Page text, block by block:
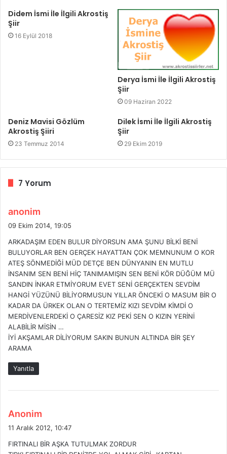
Didem İsmi İle İlgili Akrostiş
Şiir
16 Eylül 2018
Derya İsmi İle İlgili Akrostiş
Şiir
09 Haziran 2022
Deniz Mavisi Gözlüm
Akrostiş Şiiri
23 Temmuz 2014
Dilek İsmi İle İlgili Akrostiş
Şiir
29 Ekim 2019
7 Yorum
anonim
i
k
i
09 Ekim 2014, 19:05
ARKADAŞIM EDEN BULUR DİYORSUN AMA ŞUNU BİLKİ BENİ
BULUYORLAR BEN GERÇEK HAYATTAN ÇOK MEMNUNUM O KOR
ATEŞ SÖNMEDİĞİ MÜD DETÇE BEN DÜNYANIN EN MUTLU
İNSANIM SEN BENİ HİÇ TANIMAMIŞIN SEN BENİ KÖR DÜĞÜM MÜ
SANDIN İNKAR ETMİYORUM EVET SENİ GERÇEKTEN SEVDİM
HANGİ YÜZÜNÜ BİLİYORMUSUN YILLAR ÖNCEKİ O MASUM BİR O
KADAR DA ÜRKEK OLAN O TERTEMİZ KIZI SEVDİM KİMDİ O
MERDİVENLERDEKİ O ÇARESİZ KIZ PEKİ SEN O KIZIN YERİNİ
ALABİLİR MİSİN …
İYİ AKŞAMLAR DİLİYORUM SAKIN BUNUN ALTINDA BİR ŞEY
ARAMA
Yanıtla
Anonim
i
11 Aralık 2012, 10:47
FIRTINALI BİR AŞKA TUTULMAK ZORDUR